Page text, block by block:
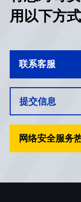
用以下方
联系客服
提交信息
网络安全服务